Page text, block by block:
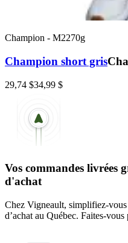
Champion - M2270g
Champion short gris
29,74 $34,99 $
Vos commandes livrées
d'achat
Chez Vigneault, simplifiez-
d’achat au Québec. Faites-